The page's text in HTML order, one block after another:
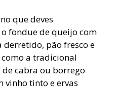
que deves
fondue de queijo com
derretido, pão fresco e
a tradicional
cabra ou borrego
vinho tinto e ervas